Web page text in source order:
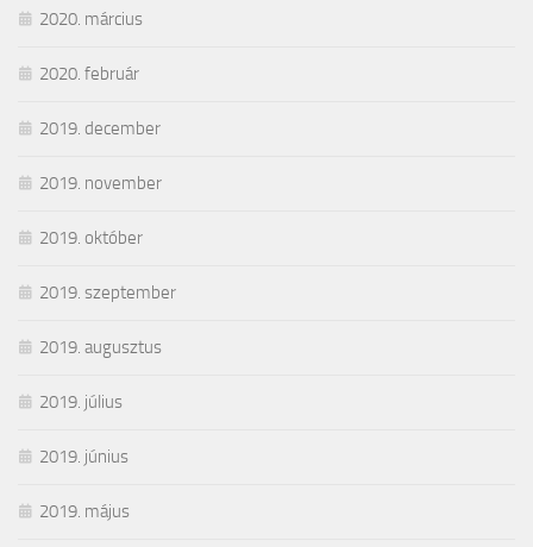
2020. március
2020. február
2019. december
2019. november
2019. október
2019. szeptember
2019. augusztus
2019. július
2019. június
2019. május